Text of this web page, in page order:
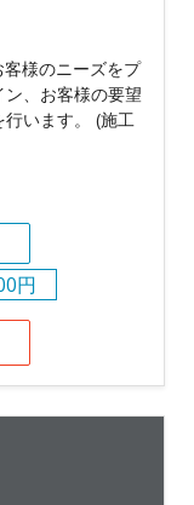
様のニーズをプ
、お客様の要望
います。 (施工
円